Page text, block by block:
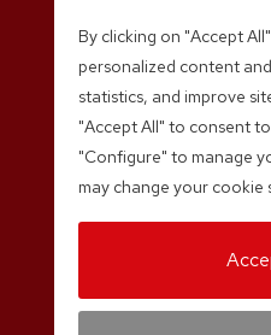
By clicking on "Accept
personalized content
statistics, and improve
"Accept All" to consent
"Configure" to manage
may change your cookie